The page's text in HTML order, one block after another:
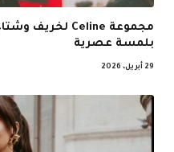
بلمسة عصرية
29 أبريل، 2026